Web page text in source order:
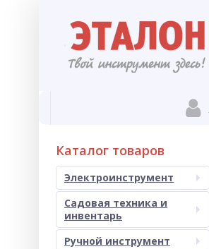
Каталог товаров
Электроинструмент
Садовая техника и
инвентарь
Ручной инструмент